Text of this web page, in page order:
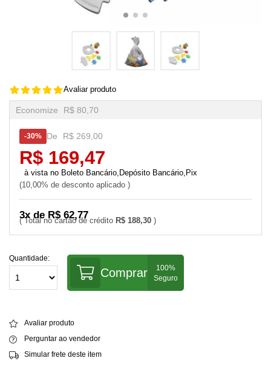
Avaliar produto
De R$ 269,00
R$ 188,30
Economize R$ 80,70
30%
3x de R$ 62,77
R$ 169,47
10,00% de desconto aplicado
Boleto Bancário,Depósito Bancário,Pix
Quantidade:
Comprar
Avaliar produto
Perguntar ao vendedor
Simular frete deste item